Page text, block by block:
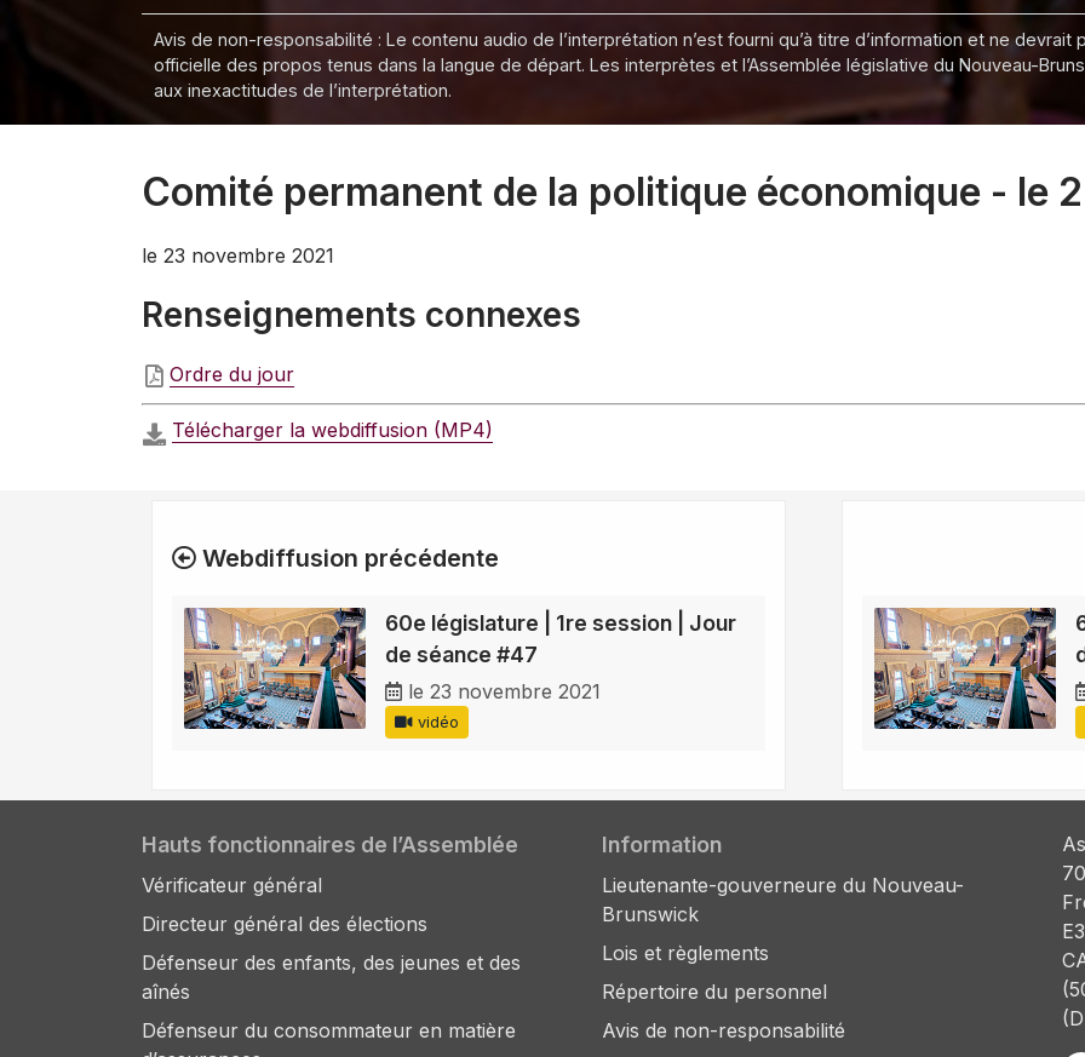
Avis de non-responsabilité : Le contenu audio de l’interprétation n’est fourni qu’à titre d’information et ne
officielle des propos tenus dans la langue de départ. Les interprètes et l’Assemblée législative du Nouveau-
aux inexactitudes de l’interprétation.
Comité permanent de la politique économique - le
le 23 novembre 2021
Renseignements connexes
Ordre du jour
Télécharger la webdiffusion (MP4)
Webdiffusion précédente
60e législature | 1re session | Jour
de séance #47
le 23 novembre 2021
vidéo
Hauts fonctionnaires de l’Assemblée
Vérificateur général
Directeur général des élections
Défenseur des enfants, des jeunes et des
aînés
Défenseur du consommateur en matière
Information
Lieutenante-gouverneure du Nouveau-
Brunswick
Lois et règlements
Répertoire du personnel
Avis de non-responsabilité